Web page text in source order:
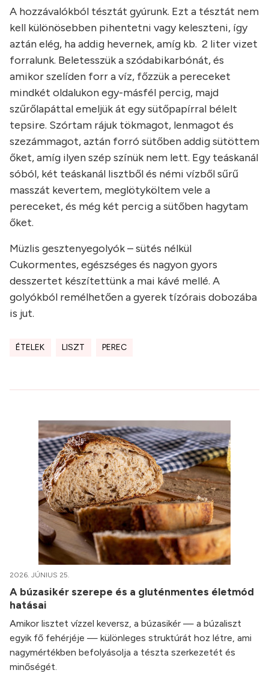
A hozzávalókból tésztát gyúrunk. Ezt a tésztát nem
kell különösebben pihentetni vagy keleszteni, így
aztán elég, ha addig hevernek, amíg kb. 2 liter vizet
forralunk. Beletesszük a szódabikarbónát, és
amikor szelíden forr a víz, főzzük a pereceket
mindkét oldalukon egy-másfél percig, majd
szűrőlapáttal emeljük át egy sütőpapírral bélelt
tepsire. Szórtam rájuk tökmagot, lenmagot és
szezámmagot, aztán forró sütőben addig sütöttem
őket, amíg ilyen szép színük nem lett. Egy teáskanál
sóból, két teáskanál lisztből és némi vízből sűrű
masszát kevertem, meglötyköltem vele a
pereceket, és még két percig a sütőben hagytam
őket.
Müzlis gesztenyegolyók – sütés nélkül
Cukormentes, egészséges és nagyon gyors
desszertet készítettünk a mai kávé mellé. A
golyókból remélhetően a gyerek tízórais dobozába
is jut.
ÉTELEK LISZT PEREC
2026. JÚNIUS 25.
A búzasikér szerepe és a gluténmentes életmód
hatásai
Amikor lisztet vízzel keversz, a búzasikér — a búzaliszt
egyik fő fehérjéje — különleges struktúrát hoz létre, ami
nagymértékben befolyásolja a tészta szerkezetét és
minőségét.